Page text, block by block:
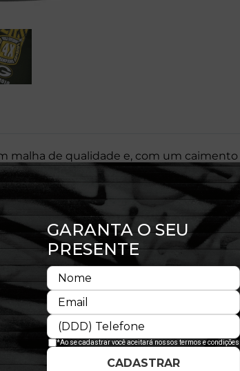
malha de qualidade e, com um caimento
e macio à pele, além de não limitar os
Era® na manga esquerda assegura toda